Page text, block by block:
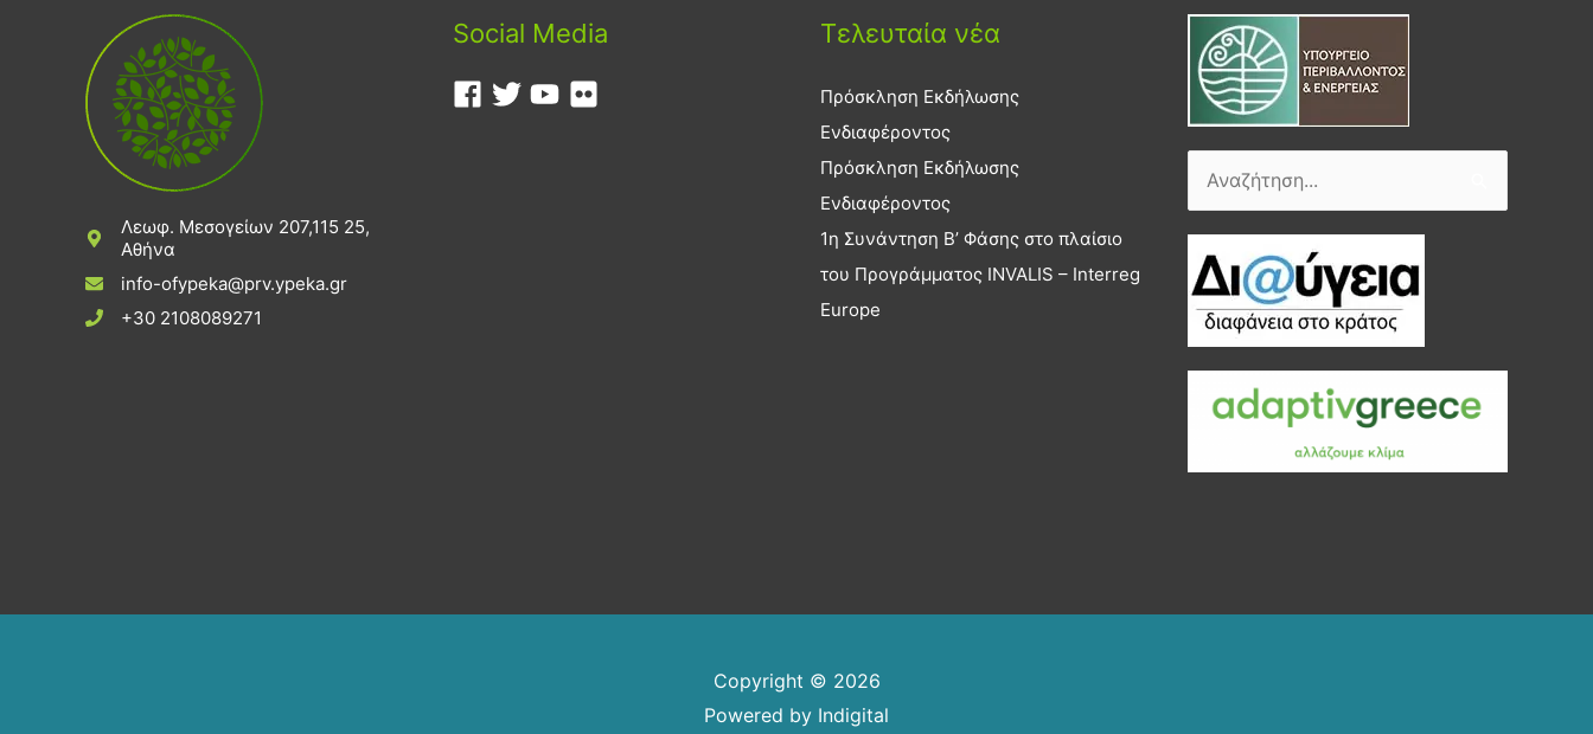
Λεωφ. Μεσογείων 207,115 25,
Αθήνα
info-ofypeka@prv.ypeka.gr
+30 2108089271
Social Media Τελευταία νέα
Πρόσκληση Εκδήλωσης
Ενδιαφέροντος
Πρόσκληση Εκδήλωσης
Ενδιαφέροντος
1η Συνάντηση Β’ Φάσης στο πλαίσιο
του Προγράμματος INVALIS – Interreg
Europe
Αναζήτηση
Copyright © 2026
Powered by Indigital